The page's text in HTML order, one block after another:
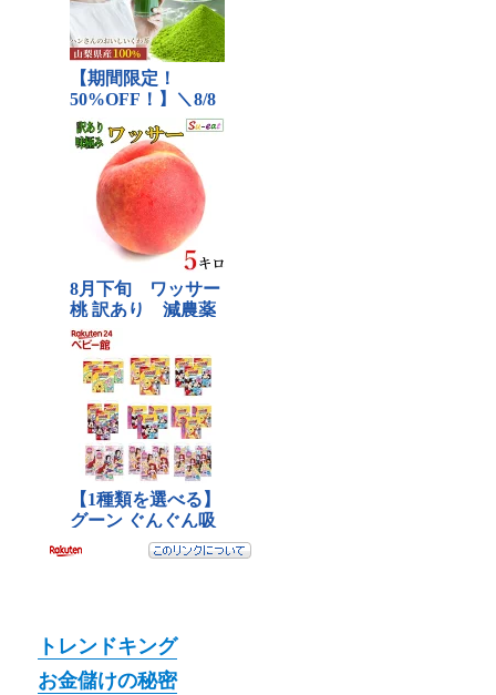
トレンドキング
お金儲けの秘密